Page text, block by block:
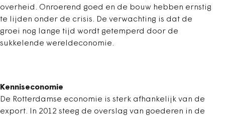
overheid. Onroerend goed en de bouw hebben ernstig
te lijden onder de crisis. De verwachting is dat de
groei nog lange tijd wordt getemperd door de
sukkelende wereldeconomie.
Kenniseconomie
De Rotterdamse economie is sterk afhankelijk van de
export. In 2012 steeg de overslag van goederen in de